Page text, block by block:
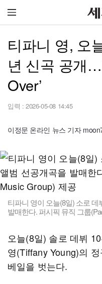
티파니 영, 오
년 신곡 공개
Over’
입력 : 2026-05-08 14:45
이정문 온라인 뉴스 기자
티파니 영이 오늘(8일) 소로
발매한다. 퍼시픽 뮤직 그룹
오늘(8일) 솔로 데뷔
영(Tiffany Young)의
베일을 벗는다.